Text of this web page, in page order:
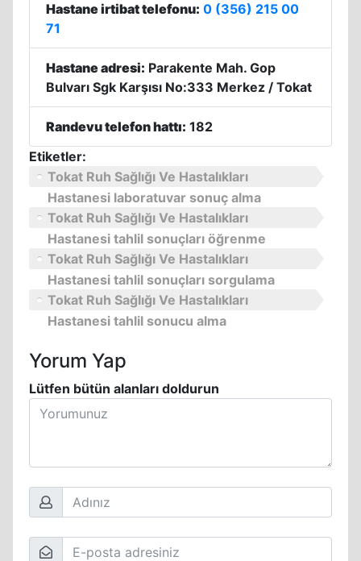
Hastane irtibat telefonu: 0 (356) 215 00
71
Hastane adresi: Parakente Mah. Gop
Bulvarı Sgk Karşısı No:333 Merkez / Tokat
Randevu telefon hattı: 182
Etiketler:
Tokat Ruh Sağlığı Ve Hastalıkları
Hastanesi laboratuvar sonuç alma
Tokat Ruh Sağlığı Ve Hastalıkları
Hastanesi tahlil sonuçları öğrenme
Tokat Ruh Sağlığı Ve Hastalıkları
Hastanesi tahlil sonuçları sorgulama
Tokat Ruh Sağlığı Ve Hastalıkları
Hastanesi tahlil sonucu alma
Yorum Yap
Lütfen bütün alanları doldurun